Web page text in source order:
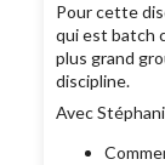
Pour cette
qui est batch
plus grand
discipline.
Avec